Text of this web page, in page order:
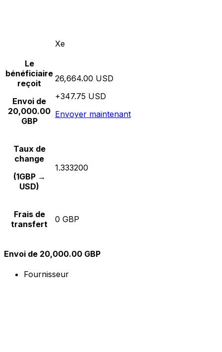
Xe
Le
bénéficiaire
reçoit
Envoi de
20,000.00
GBP
26,664.00 USD
+347.75 USD
Envoyer maintenant
Taux de
change
(1GBP →
USD)
1.333200
Frais de
transfert
0 GBP
Envoi de 20,000.00 GBP
Fournisseur